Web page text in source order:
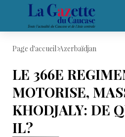
Page d'accueil Azerbaïdjan
LE 366E
MOTORISE,
KHODJALY: DE
IL?